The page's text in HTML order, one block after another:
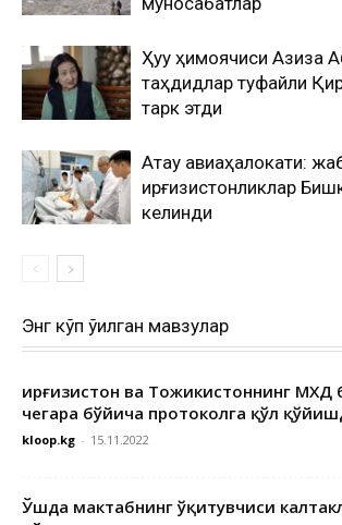
Ҳуқуқ ҳимоячиси Азиза
таҳдидлар туфайли
тарк этди
Ақтау авиаҳалокати:
қирғизистонликлар
келинди
Энг кўп ўқилган мавзулар
Қирғизистон ва Тожикистоннинг
чегара бўйича протоколга қўл
kloop.kg - 15.11.2022
Ўшда мактабнинг ўқитувчиси